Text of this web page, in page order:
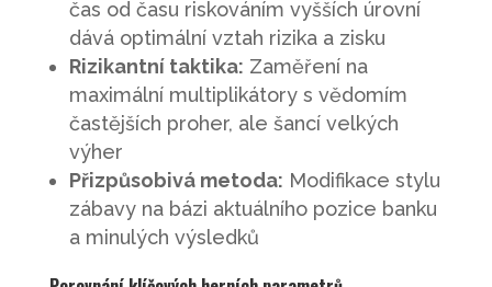
čas od času riskováním vyšších úrovní
dává optimální vztah rizika a zisku
Rizikantní taktika: Zaměření na
maximální multiplikátory s vědomím
častějších proher, ale šancí velkých
výher
Přizpůsobivá metoda: Modifikace stylu
zábavy na bázi aktuálního pozice banku
a minulých výsledků